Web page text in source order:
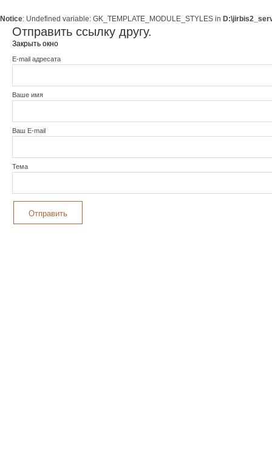
Notice: Undefined variable: GK_TEMPLATE_MODULE_STYLES in
Отправить ссылку другу.
Закрыть окно
E-mail адресата
Ваше имя
Ваш E-mail
Тема
Отправить